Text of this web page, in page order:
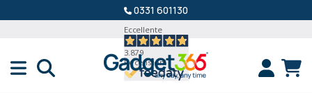
0331 601130
Eccellente
3.879
Recensioni